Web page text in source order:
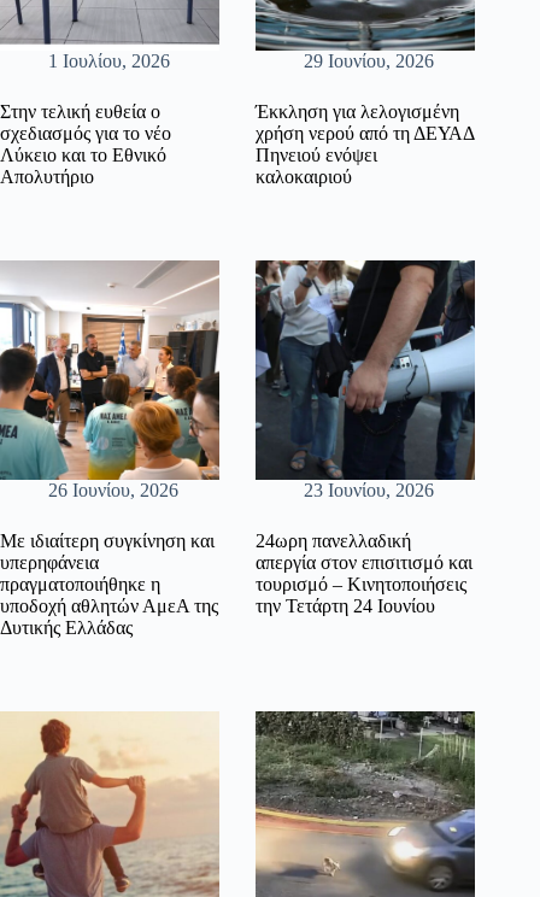
1 Ιουλίου, 2026
Στην τελική ευθεία ο
σχεδιασμός για το νέο
Λύκειο και το Εθνικό
Απολυτήριο
29 Ιουνίου, 2026
Έκκληση για λελογισμένη
χρήση νερού από τη ΔΕΥΑΔ
Πηνειού ενόψει
καλοκαιριού
26 Ιουνίου, 2026
Με ιδιαίτερη συγκίνηση και
υπερηφάνεια
πραγματοποιήθηκε η
υποδοχή αθλητών ΑμεΑ της
Δυτικής Ελλάδας
23 Ιουνίου, 2026
24ωρη πανελλαδική
απεργία στον επισιτισμό και
τουρισμό – Κινητοποιήσεις
την Τετάρτη 24 Ιουνίου